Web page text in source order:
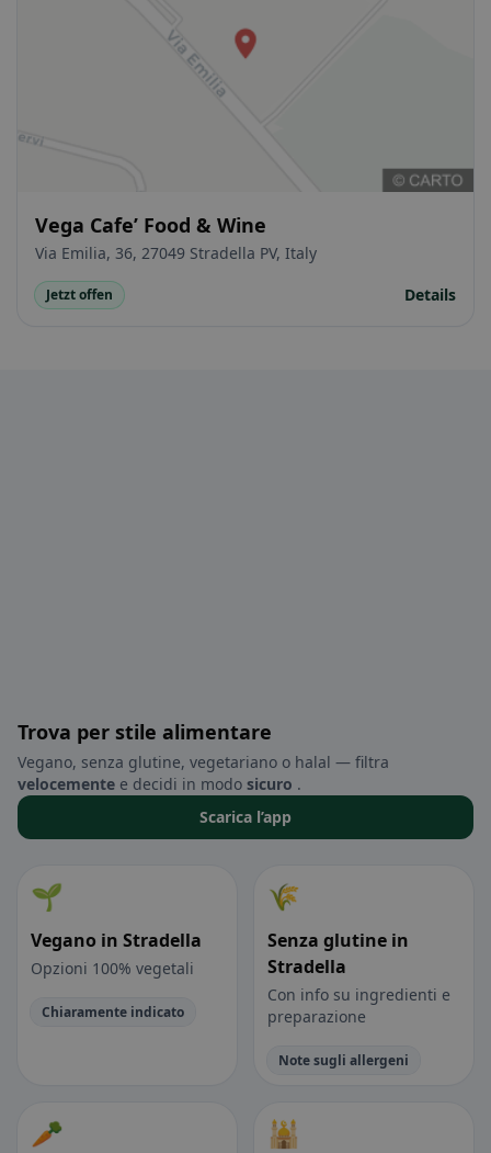
Vega Cafe’ Food & Wine
Via Emilia, 36, 27049 Stradella PV, Italy
Jetzt offen Details
Trova per stile alimentare
Vegano, senza glutine, vegetariano o halal — filtra
velocemente e decidi in modo sicuro .
Scarica l’app
🌱
Vegano in Stradella
Opzioni 100% vegetali
Chiaramente indicato
🌾
Senza glutine in
Stradella
Con info su ingredienti e
preparazione
Note sugli allergeni
🥕 🕌